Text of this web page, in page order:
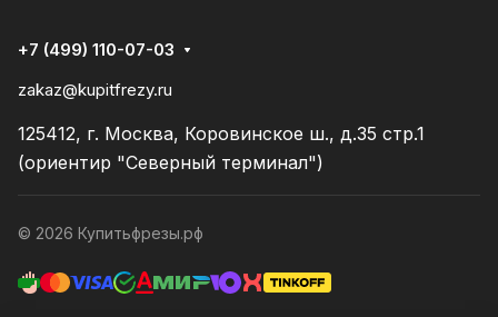
+7 (499) 110-07-03
zakaz@kupitfrezy.ru
125412, г. Москва, Коровинское ш., д.35 стр.1
(ориентир "Северный терминал")
© 2026 Купитьфрезы.рф